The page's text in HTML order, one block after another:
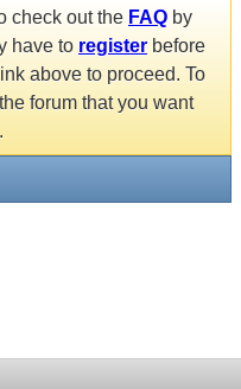
check out the FAQ by
have to register before
above to proceed. To
forum that you want